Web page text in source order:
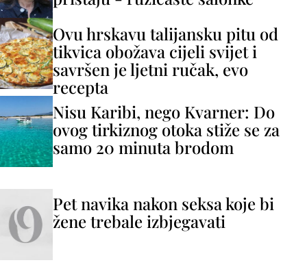
Ovu hrskavu talijansku pitu od
tikvica obožava cijeli svijet i
savršen je ljetni ručak, evo
recepta
Nisu Karibi, nego Kvarner: Do
ovog tirkiznog otoka stiže se za
samo 20 minuta brodom
Pet navika nakon seksa koje bi
žene trebale izbjegavati